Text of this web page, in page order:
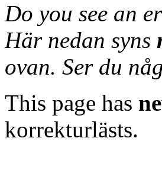
Do you see an
Här nedan syns
ovan. Ser du
This page has
korrekturlästs.